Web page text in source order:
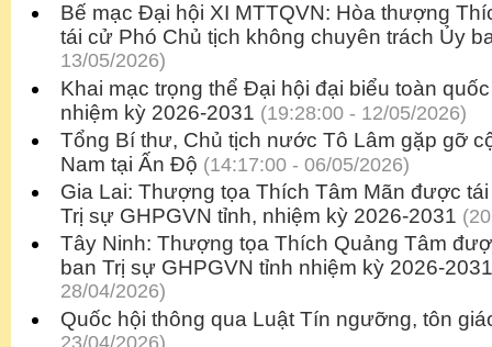
Bế mạc Đại hội XI MTTQVN: Hòa thượng
tái cử Phó Chủ tịch không chuyên trách Ủy
13/05/2026)
Khai mạc trọng thể Đại hội đại biểu toàn
nhiệm kỳ 2026-2031 (19:28:00 - 12/05/2026)
Tổng Bí thư, Chủ tịch nước Tô Lâm gặp gỡ
Nam tại Ấn Độ (14:17:00 - 06/05/2026)
Gia Lai: Thượng tọa Thích Tâm Mãn được
Trị sự GHPGVN tỉnh, nhiệm kỳ 2026-2031
Tây Ninh: Thượng tọa Thích Quảng Tâm
ban Trị sự GHPGVN tỉnh nhiệm kỳ 2026-2031
28/04/2026)
Quốc hội thông qua Luật Tín ngưỡng, tôn